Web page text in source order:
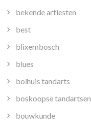
bekende artiesten
best
blixembosch
blues
bolhuis tandarts
boskoopse tandartsen
bouwkunde